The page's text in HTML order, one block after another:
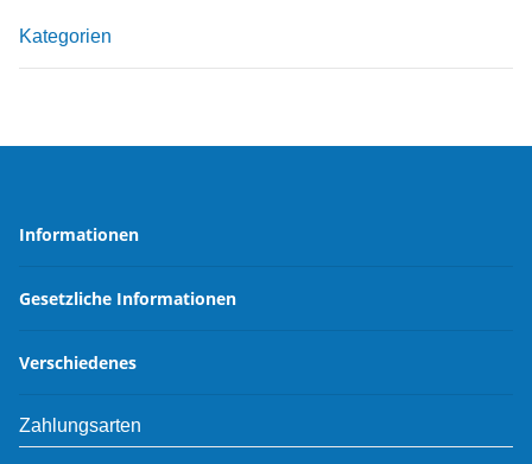
Kategorien
Informationen
Gesetzliche Informationen
Verschiedenes
Zahlungsarten